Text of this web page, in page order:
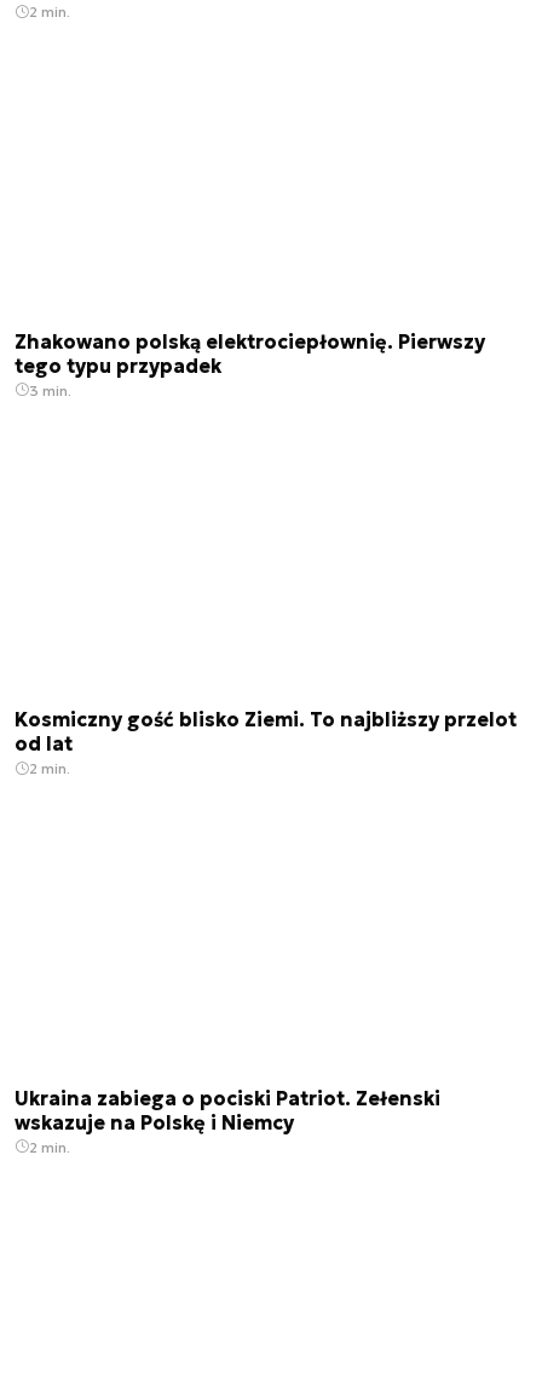
2 min.
Zhakowano polską elektrociepłownię. Pierwszy
tego typu przypadek
3 min.
Kosmiczny gość blisko Ziemi. To najbliższy przelot
od lat
2 min.
Ukraina zabiega o pociski Patriot. Zełenski
wskazuje na Polskę i Niemcy
2 min.